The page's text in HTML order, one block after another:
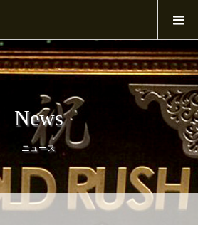
News
ニュース